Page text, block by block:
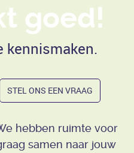
goed!
kennismaken.
STEL ONS EEN VRAAG
hebben ruimte voor
samen naar jouw